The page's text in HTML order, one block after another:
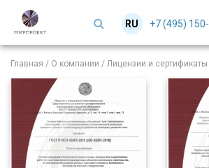
EN
RU +7 (495)
Главная / О компании / Лицензии и сертификаты